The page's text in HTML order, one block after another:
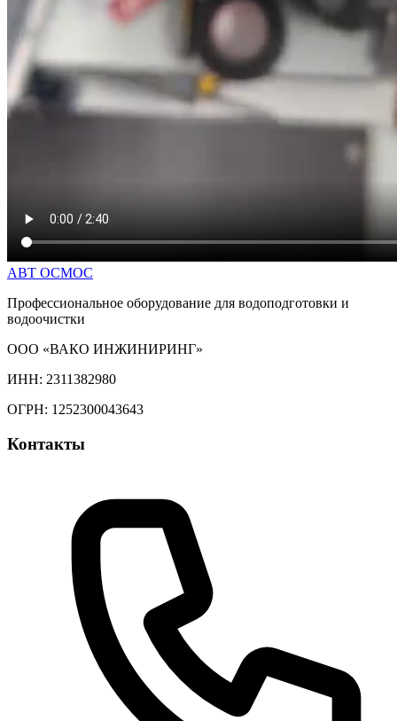
АВТ ОСМОС
Профессиональное оборудование для водоподготовки и
водоочистки
ООО «ВАКО ИНЖИНИРИНГ»
ИНН: 2311382980
ОГРН: 1252300043643
Контакты